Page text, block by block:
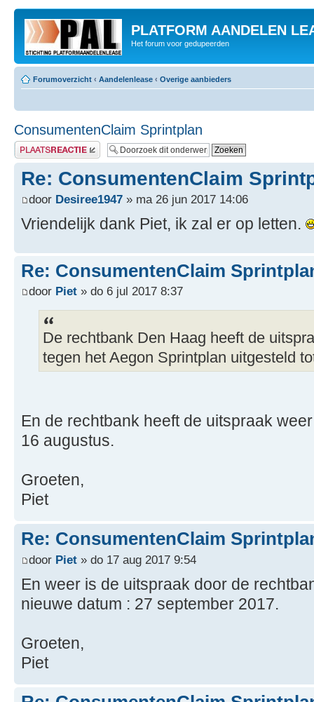
PLATFORM AANDELEN
Het forum voor gedupeerden
Forumoverzicht ‹ Aandelenlease ‹ Overige aanbieders
ConsumentenClaim Sprintplan
Plaats een reactie
Re: ConsumentenClaim
door Desiree1947 » ma 26 jun 2017 14:06
Vriendelijk dank Piet, ik zal er op letten.
Re: ConsumentenClaim
door Piet » do 6 jul 2017 8:37
De rechtbank Den Haag heeft de
tegen het Aegon Sprintplan uitgesteld
En de rechtbank heeft de uitspraak
16 augustus.
Groeten,
Piet
Re: ConsumentenClaim
door Piet » do 17 aug 2017 9:54
En weer is de uitspraak door de
nieuwe datum : 27 september 2017.
Groeten,
Piet